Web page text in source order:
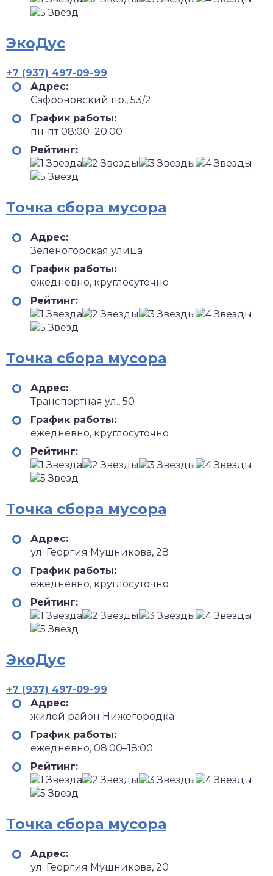
ЭкоДус
+7 (937) 497-09-99
Адрес:
Сафроновский пр., 53/2
График работы:
пн-пт 08:00–20:00
Рейтинг:
Точка сбора мусора
Адрес:
Зеленогорская улица
График работы:
ежедневно, круглосуточно
Рейтинг:
Точка сбора мусора
Адрес:
Транспортная ул., 50
График работы:
ежедневно, круглосуточно
Рейтинг:
Точка сбора мусора
Адрес:
ул. Георгия Мушникова, 28
График работы:
ежедневно, круглосуточно
Рейтинг:
ЭкоДус
+7 (937) 497-09-99
Адрес:
жилой район Нижегородка
График работы:
ежедневно, 08:00–18:00
Рейтинг:
Точка сбора мусора
Адрес:
ул. Георгия Мушникова, 20